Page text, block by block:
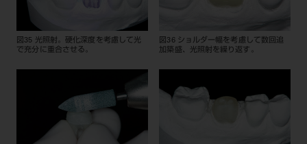
図35 光照射。硬化深度を考慮して光
で充分に重合させる。
図36 ショルダー幅を考慮して数回追
加築盛、光照射を繰り返す。